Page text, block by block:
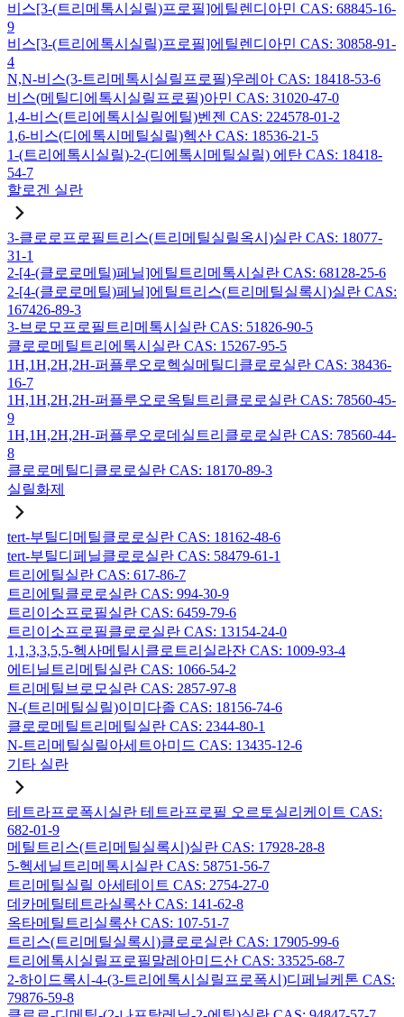
비스[3-(트리메톡시실릴)프로필]에틸렌디아민 CAS: 68845-16-
9
비스[3-(트리에톡시실릴)프로필]에틸렌디아민 CAS: 30858-91-
4
N,N-비스(3-트리메톡시실릴프로필)우레아 CAS: 18418-53-6
비스(메틸디에톡시실릴프로필)아민 CAS: 31020-47-0
1,4-비스(트리에톡시실릴에틸)벤젠 CAS: 224578-01-2
1,6-비스(디에톡시메틸실릴)헥산 CAS: 18536-21-5
1-(트리에톡시실릴)-2-(디에톡시메틸실릴) 에탄 CAS: 18418-
54-7
할로겐 실란
3-클로로프로필트리스(트리메틸실릴옥시)실란 CAS: 18077-
31-1
2-[4-(클로로메틸)페닐]에틸트리메톡시실란 CAS: 68128-25-6
2-[4-(클로로메틸)페닐]에틸트리스(트리메틸실록시)실란 CAS:
167426-89-3
3-브로모프로필트리메톡시실란 CAS: 51826-90-5
클로로메틸트리에톡시실란 CAS: 15267-95-5
1H,1H,2H,2H-퍼플루오로헥실메틸디클로로실란 CAS: 38436-
16-7
1H,1H,2H,2H-퍼플루오로옥틸트리클로로실란 CAS: 78560-45-
9
1H,1H,2H,2H-퍼플루오로데실트리클로로실란 CAS: 78560-44-
8
클로로메틸디클로로실란 CAS: 18170-89-3
실릴화제
tert-부틸디메틸클로로실란 CAS: 18162-48-6
tert-부틸디페닐클로로실란 CAS: 58479-61-1
트리에틸실란 CAS: 617-86-7
트리에틸클로로실란 CAS: 994-30-9
트리이소프로필실란 CAS: 6459-79-6
트리이소프로필클로로실란 CAS: 13154-24-0
1,1,3,3,5,5-헥사메틸시클로트리실라잔 CAS: 1009-93-4
에티닐트리메틸실란 CAS: 1066-54-2
트리메틸브로모실란 CAS: 2857-97-8
N-(트리메틸실릴)이미다졸 CAS: 18156-74-6
클로로메틸트리메틸실란 CAS: 2344-80-1
N-트리메틸실릴아세트아미드 CAS: 13435-12-6
기타 실란
테트라프로폭시실란 테트라프로필 오르토실리케이트 CAS:
682-01-9
메틸트리스(트리메틸실록시)실란 CAS: 17928-28-8
5-헥세닐트리메톡시실란 CAS: 58751-56-7
트리메틸실릴 아세테이트 CAS: 2754-27-0
데카메틸테트라실록산 CAS: 141-62-8
옥타메틸트리실록산 CAS: 107-51-7
트리스(트리메틸실록시)클로로실란 CAS: 17905-99-6
트리에톡시실릴프로필말레아미드산 CAS: 33525-68-7
2-하이드록시-4-(3-트리에톡시실릴프로폭시)디페닐케톤 CAS:
79876-59-8